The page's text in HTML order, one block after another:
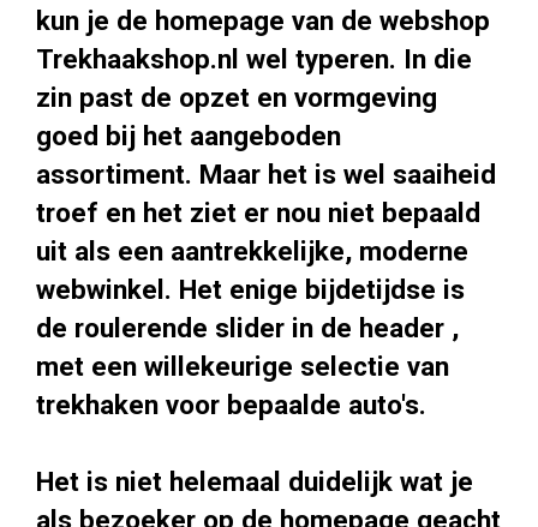
kun je de homepage van de webshop
Trekhaakshop.nl wel typeren. In die
zin past de opzet en vormgeving
goed bij het aangeboden
assortiment. Maar het is wel saaiheid
troef en het ziet er nou niet bepaald
uit als een aantrekkelijke, moderne
webwinkel. Het enige bijdetijdse is
de roulerende slider in de header ,
met een willekeurige selectie van
trekhaken voor bepaalde auto's.
Het is niet helemaal duidelijk wat je
als bezoeker op de homepage geacht